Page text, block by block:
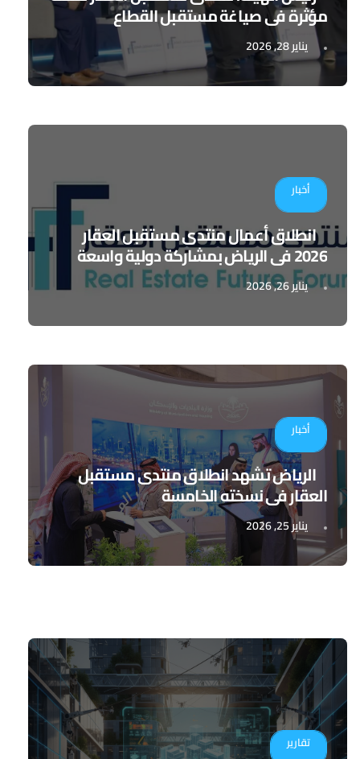
مؤثرة في صياغة مستقبل القطاع
يناير 28, 2026
أخبار
انطلاق أعمال منتدى مستقبل العقار
2026 في الرياض بمشاركة دولية واسعة
يناير 26, 2026
أخبار
الرياض تشهد انطلاق منتدى مستقبل
العقار في نسخته الخامسة
يناير 25, 2026
تقارير